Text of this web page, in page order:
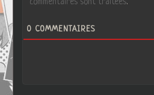
0 COMMENTAIRES